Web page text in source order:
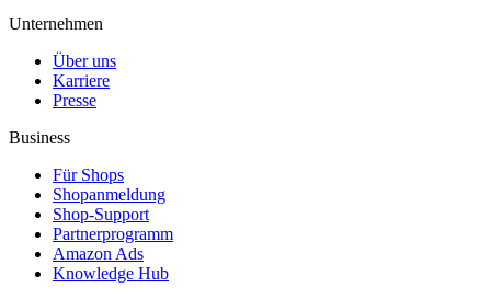
Unternehmen
Über uns
Karriere
Presse
Business
Für Shops
Shopanmeldung
Shop-Support
Partnerprogramm
Amazon Ads
Knowledge Hub